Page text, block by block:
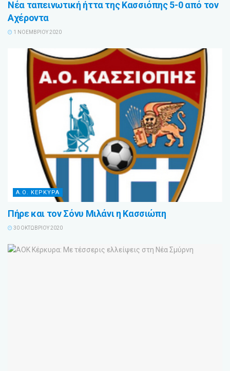
Νέα ταπεινωτική ήττα της Κασσιόπης 5-0 από τον
Αχέροντα
1 ΝΟΕΜΒΡΊΟΥ 2020
Α.Ο. ΚΕΡΚΥΡΑ
Πήρε και τον Σόνυ Μιλάνι η Κασσιώπη
30 ΟΚΤΩΒΡΊΟΥ 2020